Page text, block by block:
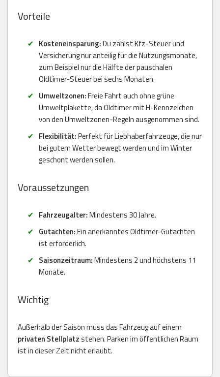
Vorteile
Kosteneinsparung:Du zahlst Kfz-Steuer und
Versicherung nur anteilig für die Nutzungsmonate,
zum Beispiel nur die Hälfte der pauschalen
Oldtimer-Steuer bei sechs Monaten.
Umweltzonen:Freie Fahrt auch ohne grüne
Umweltplakette, da Oldtimer mit H-Kennzeichen
von den Umweltzonen-Regeln ausgenommen sind.
Flexibilität:Perfekt für Liebhaberfahrzeuge, die nur
bei gutem Wetter bewegt werden und im Winter
geschont werden sollen.
Voraussetzungen
Fahrzeugalter:Mindestens 30 Jahre.
Gutachten:Ein anerkanntes Oldtimer-Gutachten
ist erforderlich.
Saisonzeitraum:Mindestens 2 und höchstens 11
Monate.
Wichtig
Außerhalb der Saison muss das Fahrzeug auf einem
privaten Stellplatzstehen. Parken im öffentlichen Raum
ist in dieser Zeit nicht erlaubt.